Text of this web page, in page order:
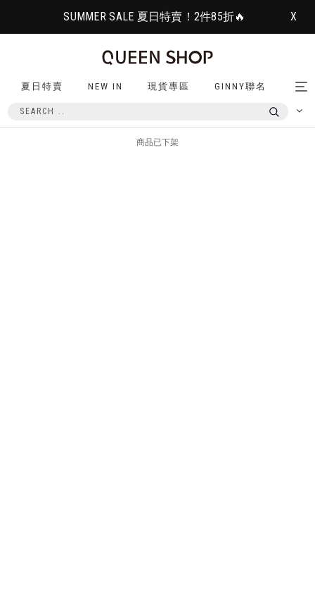
SUMMER SALE 夏日特賣！2件85折🔥 X
夏日特賣 NEW IN 現貨專區 GINNY聯名
商品已下架